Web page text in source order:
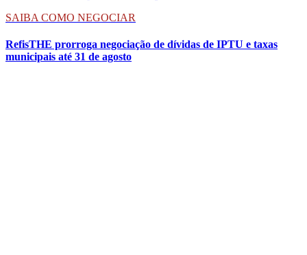
SAIBA COMO NEGOCIAR
RefisTHE prorroga negociação de dívidas de IPTU e taxas
municipais até 31 de agosto